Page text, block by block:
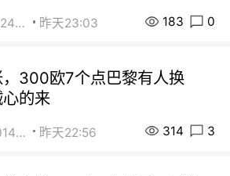
街友31924072 昨天23:03 183 0
300欧7个点巴黎有人换
的来
街友84014588 昨天22:56 314 3